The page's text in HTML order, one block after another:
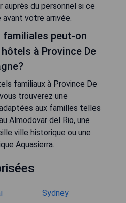
du personnel si ce
votre arrivée.
peut-on
à Province De
familiaux à Province De
trouverez une
aux familles telles
Almodovar del Rio, une
ville historique ou une
Aquasierra.
Sydney